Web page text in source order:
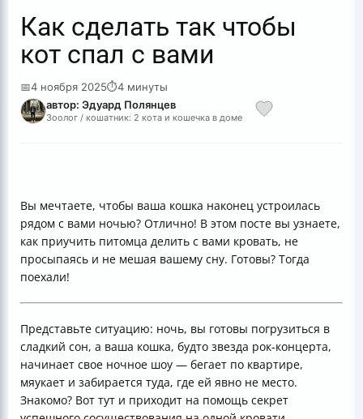
Как сделать так чтобы
кот спал с вами
📅4 ноября 2025⏱4 минуты
автор: Эдуард Полянцев
Зоолог / кошатник: 2 кота и кошечка в доме
Вы мечтаете, чтобы ваша кошка наконец устроилась
рядом с вами ночью? Отлично! В этом посте вы узнаете,
как приучить питомца делить с вами кровать, не
просыпаясь и не мешая вашему сну. Готовы? Тогда
поехали!
Представьте ситуацию: ночь, вы готовы погрузиться в
сладкий сон, а ваша кошка, будто звезда рок-концерта,
начинает свое ночное шоу — бегает по квартире,
мяукает и забирается туда, где ей явно не место.
Знакомо? Вот тут и приходит на помощь секрет